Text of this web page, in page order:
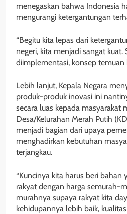
menegaskan bahwa Indonesia
mengurangi ketergantungan
“Begitu kita lepas dari
negeri, kita menjadi sangat kuat.
diimplementasi, konsep temuan
Lebih lanjut, Kepala Negara
produk-produk inovasi ini
secara luas kepada masyarakat
Desa/Kelurahan Merah Putih
menjadi bagian dari upaya
menghadirkan kebutuhan
terjangkau.
“Kuncinya kita harus beri bahan
rakyat dengan harga semurah-
murahnya supaya rakyat kita
kehidupannya lebih baik,